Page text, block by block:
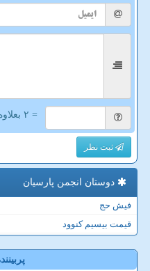
= ۲ بعلاوه ۵
ثبت نظر
دوستان انجمن پارسیان
فیش حج
قیمت بیسیم کنوود